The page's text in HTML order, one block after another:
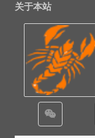
关于本站